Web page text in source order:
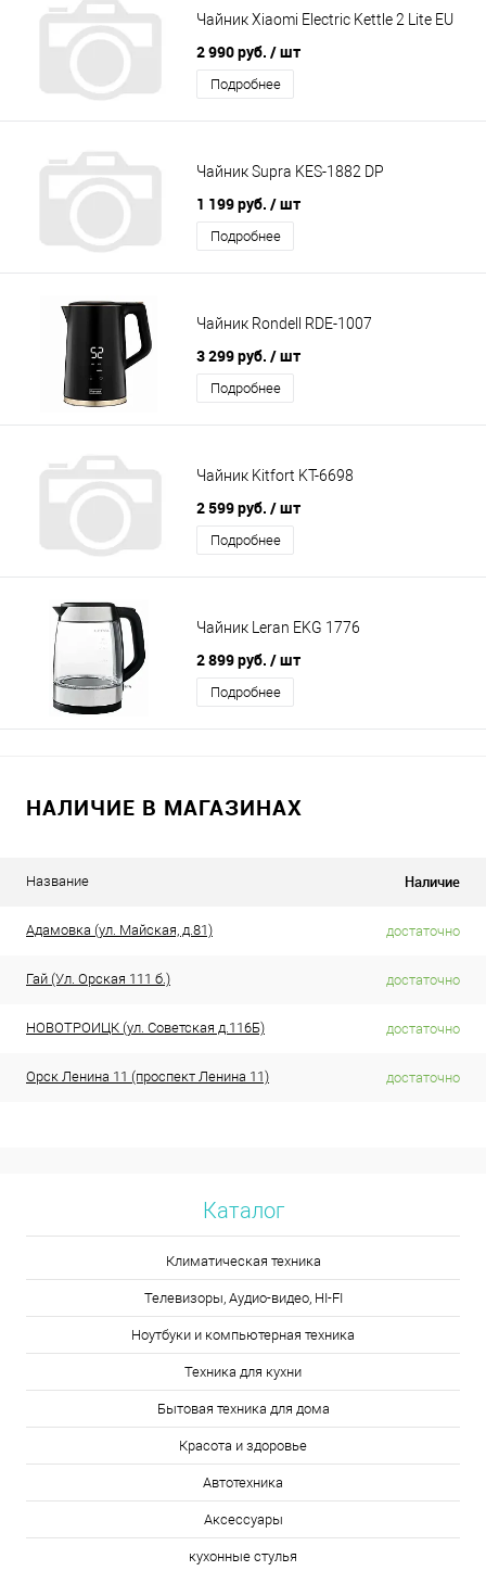
Чайник Xiaomi Electric Kettle 2 Lite EU
2 990 руб. / шт
Подробнее
Чайник Supra KES-1882 DP
1 199 руб. / шт
Подробнее
Чайник Rondell RDE-1007
3 299 руб. / шт
Подробнее
Чайник Kitfort KT-6698
2 599 руб. / шт
Подробнее
Чайник Leran EKG 1776
2 899 руб. / шт
Подробнее
НАЛИЧИЕ В МАГАЗИНАХ
Название Наличие
Адамовка (ул. Майская, д.81) достаточно
Гай (Ул. Орская 111 б.) достаточно
НОВОТРОИЦК (ул. Советская д.116Б) достаточно
Орск Ленина 11 (проспект Ленина 11) достаточно
Каталог
Климатическая техника
Телевизоры, Аудио-видео, HI-FI
Ноутбуки и компьютерная техника
Техника для кухни
Бытовая техника для дома
Красота и здоровье
Автотехника
Аксессуары
кухонные стулья